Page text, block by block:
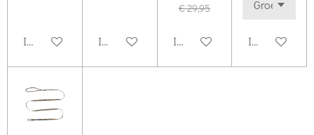
In winkelwagenIn winkelwagen
€ 29,95
In winkelwagen In